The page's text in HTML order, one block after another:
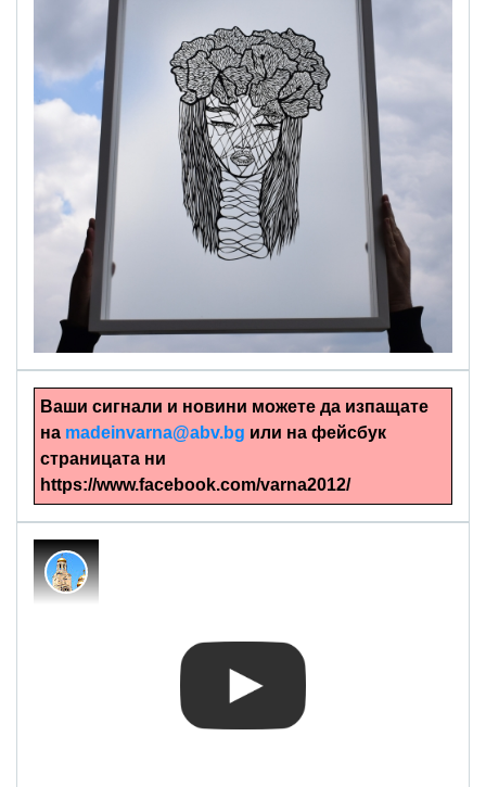
Ръчно изрязани картини
Ваши сигнали и новини можете да изпащате
на madeinvarna@abv.bg или на фейсбук
страницата ни
https://www.facebook.com/varna2012/